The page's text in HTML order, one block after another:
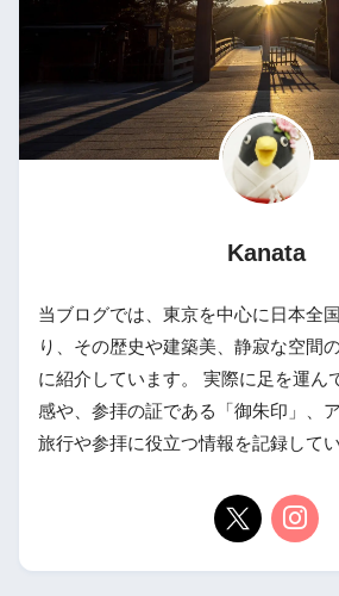
Kanata
当ブログでは、東京を中心に日本全
り、その歴史や建築美、静寂な空間
に紹介しています。 実際に足を運ん
感や、参拝の証である「御朱印」、
旅行や参拝に役立つ情報を記録してい